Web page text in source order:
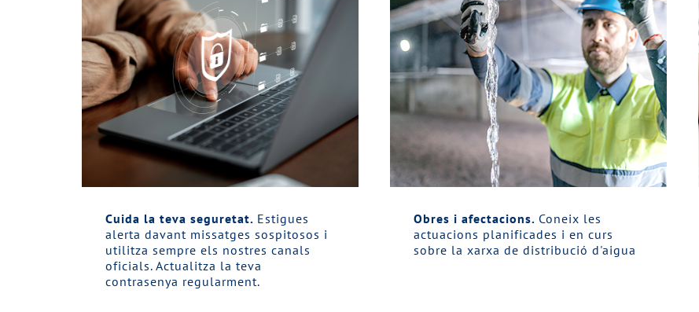
Cuida la teva seguretat. Estigues
alerta davant missatges sospitosos i
utilitza sempre els nostres canals
oficials. Actualitza la teva
contrasenya regularment.
Obres i afectacions. Coneix les
actuacions planificades i en curs
sobre la xarxa de distribució d'aigua